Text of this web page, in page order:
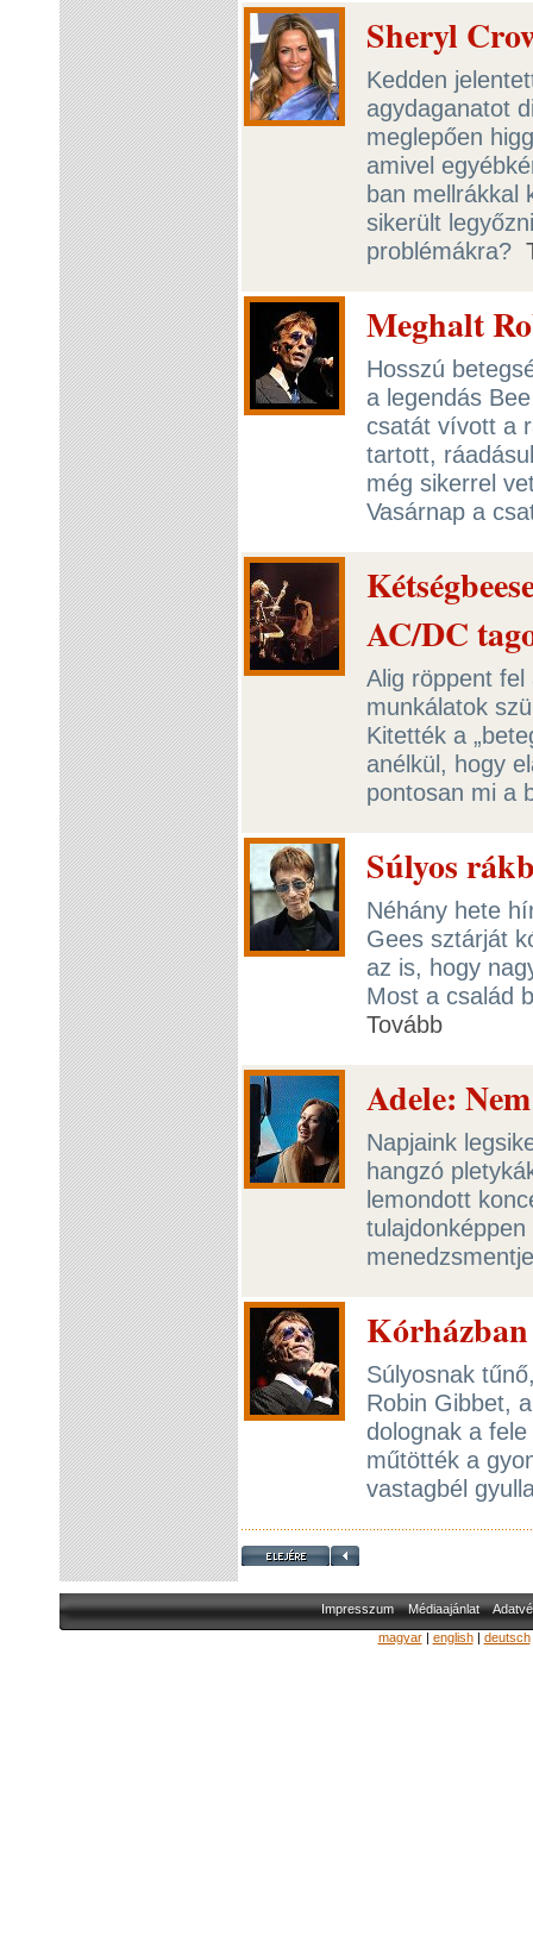
Sheryl
Kedden
agydaganatot
meglepően
amivel
ban mellrákkal
sikerült
problémákra?
Meghalt
Hosszú
a legendás
csatát vívott a
tartott,
még sikerrel
Vasárnap a
AC/DC
Alig röppent
munkálatok
Kitették a
anélkül, hogy
pontosan mi a
Súlyos
Néhány hete
Gees sztárját
az is, hogy
Most a család
Tovább
Adele:
Napjaink
hangzó
lemondott
Kórházban
Súlyosnak
Robin Gibbet,
dolognak a
műtötték a
vastagbél
Impresszum Médiaajánlat
magyar| english| deutsch